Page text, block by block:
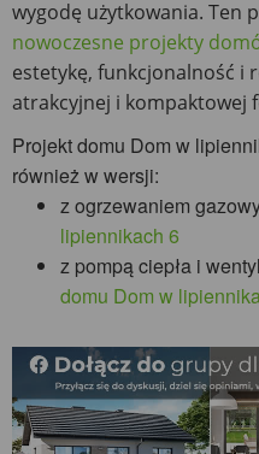
wygodę użytkowania. Ten
nowoczesne projekty
estetykę, funkcjonalność i
atrakcyjnej i kompaktowej
Projekt domu Dom w
również w wersji:
z ogrzewaniem
lipiennikach 6
z pompą ciepła i
domu Dom w